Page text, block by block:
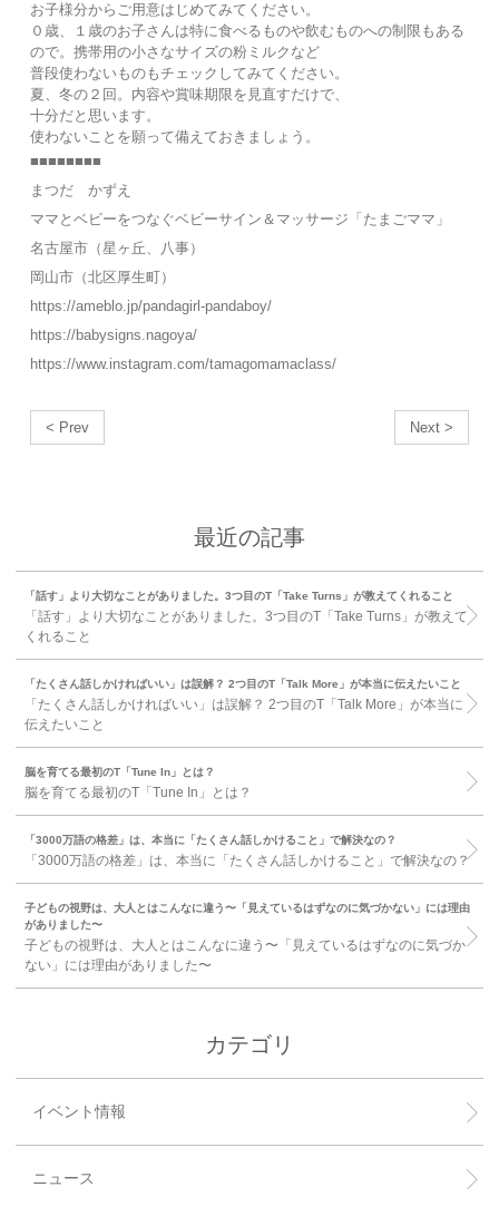
お子様分からご用意はじめてみてください。
０歳、１歳のお子さんは特に食べるものや飲むものへの制限もある
ので。携帯用の小さなサイズの粉ミルクなど
普段使わないものもチェックしてみてください。
夏、冬の２回。内容や賞味期限を見直すだけで、
十分だと思います。
使わないことを願って備えておきましょう。
■■■■■■■■
まつだ かずえ
ママとベビーをつなぐベビーサイン＆マッサージ「たまごママ」
名古屋市（星ヶ丘、八事）
岡山市（北区厚生町）
https://ameblo.jp/pandagirl-pandaboy/
https://babysigns.nagoya/
https://www.instagram.com/tamagomamaclass/
< Prev Next >
最近の記事
「話す」より大切なことがありました。3つ目のT「Take Turns」が教えてくれること
「話す」より大切なことがありました。3つ目のT「Take Turns」が教えて
くれること
「たくさん話しかければいい」は誤解？ 2つ目のT「Talk More」が本当に伝えたいこと
「たくさん話しかければいい」は誤解？ 2つ目のT「Talk More」が本当に
伝えたいこと
脳を育てる最初のT「Tune In」とは？
脳を育てる最初のT「Tune In」とは？
「3000万語の格差」は、本当に「たくさん話しかけること」で解決なの？
「3000万語の格差」は、本当に「たくさん話しかけること」で解決なの？
子どもの視野は、大人とはこんなに違う〜「見えているはずなのに気づかない」には理由
がありました〜
子どもの視野は、大人とはこんなに違う〜「見えているはずなのに気づか
ない」には理由がありました〜
カテゴリ
イベント情報
ニュース